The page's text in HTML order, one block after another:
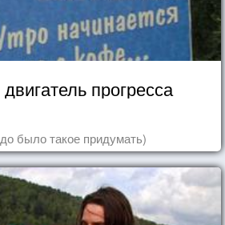
прогресса
было такое придумать)